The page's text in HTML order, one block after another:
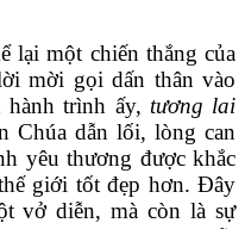
lại một chiến thắng của
mời gọi dấn thân vào
hành trình ấy, tương lai
Chúa dẫn lối, lòng can
yêu thương được khắc
giới tốt đẹp hơn. Đây
vở diễn, mà còn là sự